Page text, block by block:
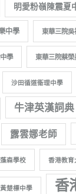
明愛粉嶺陳震夏
中學 東華三院吳
學 東華三院蔡榮
沙田循道衞理中學
牛津英漢詞典
露雲娜老師
森學校 香港教育
楚標中學 香